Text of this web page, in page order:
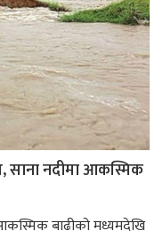
साना नदीमा आकस्मिक
बाढीको मध्यमदेखि